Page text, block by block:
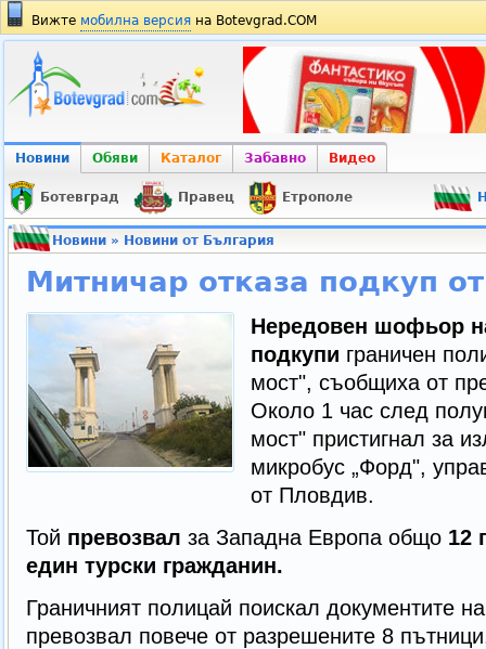
Вижте мобилна версия на Botevgrad.COM
Новини Обяви Каталог Забавно Видео
Ботевград Правец Етрополе
Новини» Новини от България
Митничар отказа подкуп
Нередовен шофьор
подкупи граничен
мост", съобщиха от
Около 1 час след
мост" пристигнал за
микробус „Форд",
от Пловдив.
Той превозвал за Западна Европа общо 12
един турски гражданин.
Граничният полицай поискал документите
превозвал повече от разрешените 8